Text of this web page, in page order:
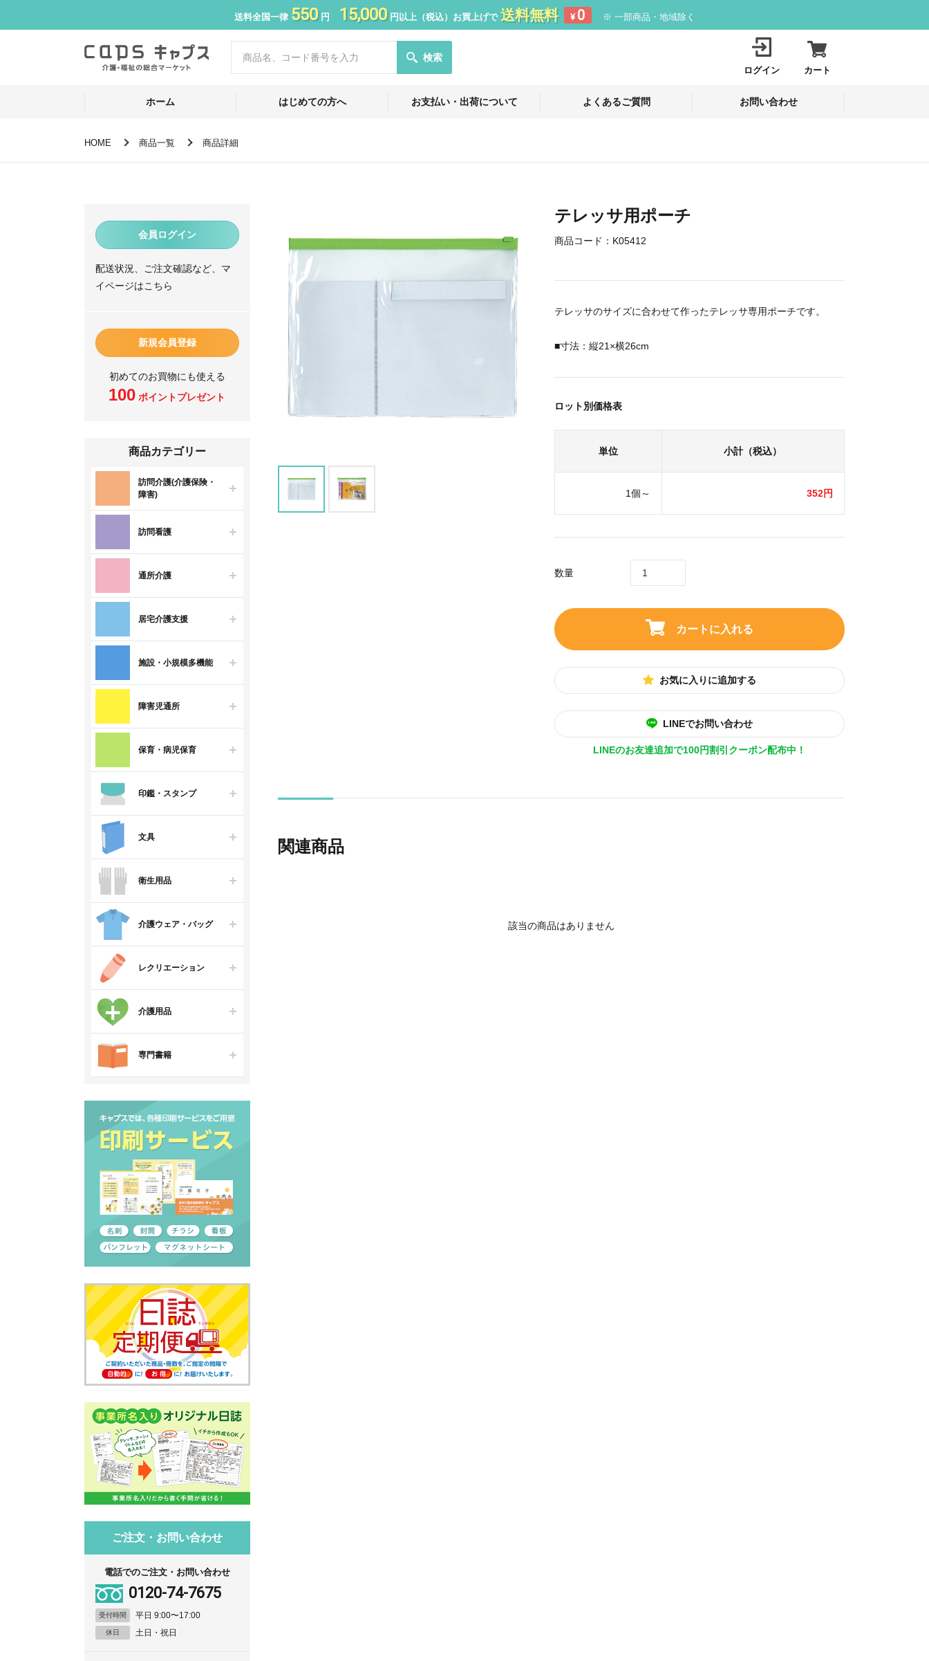
送料全国一律 550円 15,000円以上（税込）お買上げで 送料無料 ¥ 0 ※ 一部商品・地域除く
検索
ログイン カート
ホーム はじめての方へ お支払い・出荷について よくあるご質問 お問い合わせ
HOME 商品一覧 商品詳細
会員ログイン
配送状況、ご注文確認など、マ
イページはこちら
新規会員登録
初めてのお買物にも使える
100 ポイントプレゼント
商品カテゴリー
訪問介護(介護保険・
障害)
訪問看護
通所介護
居宅介護支援
施設・小規模多機能
障害児通所
保育・病児保育
印鑑・スタンプ
文具
衛生用品
介護ウェア・バッグ
レクリエーション
介護用品
専門書籍
ご注文・お問い合わせ
電話でのご注文・お問い合わせ
0120-74-7675
受付時間 平日 9:00〜17:00
休日 土日・祝日
テレッサ用ポーチ
商品コード： K05412
テレッサのサイズに合わせて作ったテレッサ専用ポーチです。
■寸法：縦21×横26cm
ロット別価格表
単位 小計（税込）
1個～ 352円
数量
カートに入れる
お気に入りに追加する
LINEでお問い合わせ
LINEのお友達追加で100円割引クーポン配布中！
関連商品
該当の商品はありません